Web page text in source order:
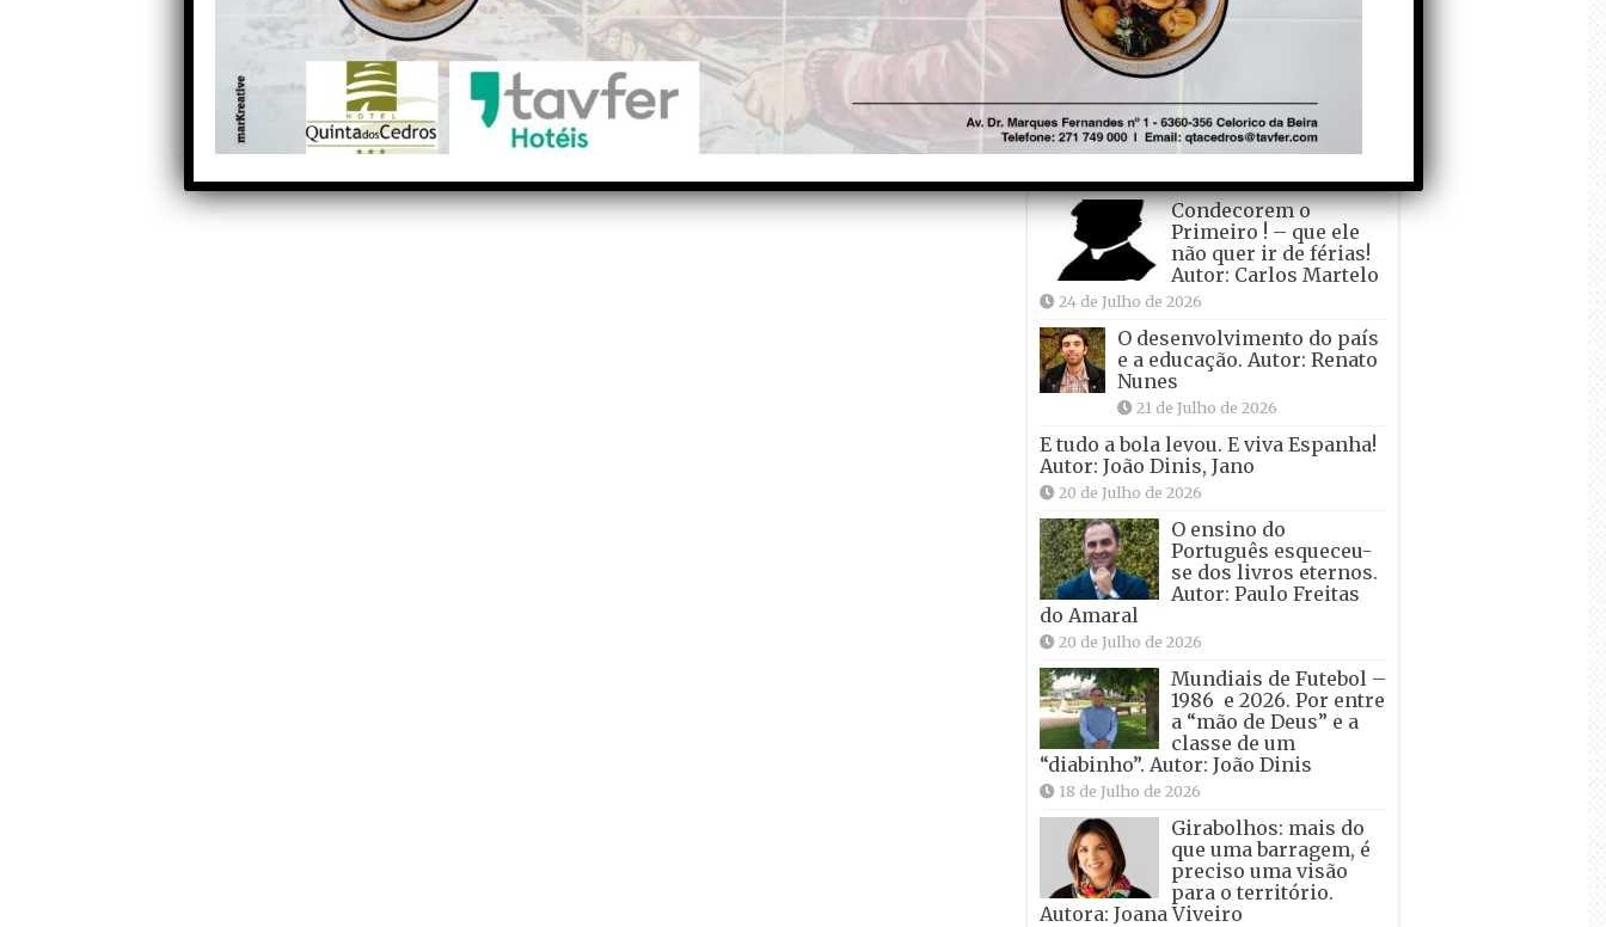
1 de Agosto de 2026
Tadei Pogacar vence o
“Tour” – A “Volta a
França em Bicicleta”
pela quinta vez! Autor:
João Dinis
Condecorem o
Primeiro ! – que ele
não quer ir de férias!
Autor: Carlos Martelo
24 de Julho de 2026
O desenvolvimento do país
e a educação. Autor: Renato
Nunes
21 de Julho de 2026
E tudo a bola levou. E viva Espanha!
Autor: João Dinis, Jano
20 de Julho de 2026
O ensino do
Português esqueceu-
se dos livros eternos.
Autor: Paulo Freitas
do Amaral
20 de Julho de 2026
Mundiais de Futebol –
1986 e 2026. Por entre
a “mão de Deus” e a
classe de um
“diabinho”. Autor: João Dinis
18 de Julho de 2026
Girabolhos: mais do
que uma barragem, é
preciso uma visão
para o território.
Autora: Joana Viveiro